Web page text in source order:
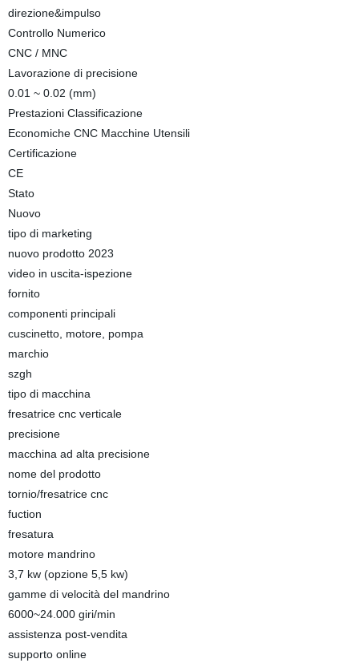
direzione&impulso
Controllo Numerico
CNC / MNC
Lavorazione di precisione
0.01 ~ 0.02 (mm)
Prestazioni Classificazione
Economiche CNC Macchine Utensili
Certificazione
CE
Stato
Nuovo
tipo di marketing
nuovo prodotto 2023
video in uscita-ispezione
fornito
componenti principali
cuscinetto, motore, pompa
marchio
szgh
tipo di macchina
fresatrice cnc verticale
precisione
macchina ad alta precisione
nome del prodotto
tornio/fresatrice cnc
fuction
fresatura
motore mandrino
3,7 kw (opzione 5,5 kw)
gamme di velocità del mandrino
6000~24.000 giri/min
assistenza post-vendita
supporto online